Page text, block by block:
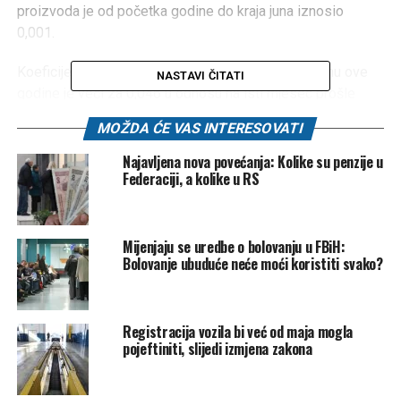
proizvoda je od početka godine do kraja juna iznosio
0,001.
Koeficijent rasta cijena industrijskih proizvoda u junu ove
godine je veći za 0,046 u odnosu na isti mjesec prošle
Koeficijent rasta potrošačkih cijena u junu ove godine je
0,005 u odnosu na mjesec ranije. Koeficijent rasta
potrošačkih cijena od početka godine do kraja juna je 0,024.
Koeficijent prosječnog rasta potrošačkih cijena od početka
godine do kraja juna je 0,004. Koeficijent rasta potrošačkih
cijena u junu 2025. u odnosu na isti mjesec prošle godine
je 0,042.
Klix
Share
NASTAVI ČITATI
MOŽDA ĆE VAS INTERESOVATI
Najavljena nova povećanja: Kolike su penzije u
Federaciji, a kolike u RS
Mijenjaju se uredbe o bolovanju u FBiH:
Bolovanje ubuduće neće moći koristiti svako?
Registracija vozila bi već od maja mogla
pojeftiniti, slijedi izmjena zakona